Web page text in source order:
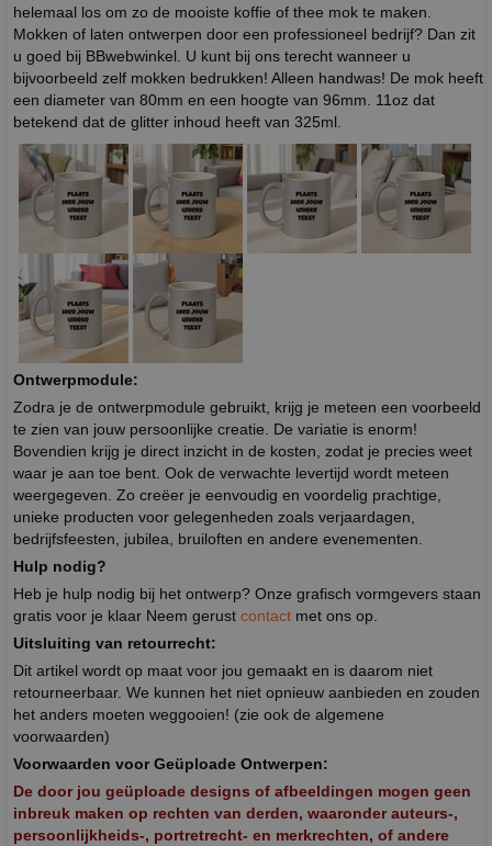
helemaal los om zo de mooiste koffie of thee mok te maken.
Mokken of laten ontwerpen door een professioneel bedrijf? Dan zit
u goed bij BBwebwinkel. U kunt bij ons terecht wanneer u
bijvoorbeeld zelf mokken bedrukken! Alleen handwas! De mok heeft
een diameter van 80mm en een hoogte van 96mm. 11oz dat
betekend dat de glitter inhoud heeft van 325ml.
Ontwerpmodule:
Zodra je de ontwerpmodule gebruikt, krijg je meteen een voorbeeld
te zien van jouw persoonlijke creatie. De variatie is enorm!
Bovendien krijg je direct inzicht in de kosten, zodat je precies weet
waar je aan toe bent. Ook de verwachte levertijd wordt meteen
weergegeven. Zo creëer je eenvoudig en voordelig prachtige,
unieke producten voor gelegenheden zoals verjaardagen,
bedrijfsfeesten, jubilea, bruiloften en andere evenementen.
Hulp nodig?
Heb je hulp nodig bij het ontwerp? Onze grafisch vormgevers staan
gratis voor je klaar Neem gerust contact met ons op.
Uitsluiting van retourrecht:
Dit artikel wordt op maat voor jou gemaakt en is daarom niet
retourneerbaar. We kunnen het niet opnieuw aanbieden en zouden
het anders moeten weggooien! (zie ook de algemene
voorwaarden)
Voorwaarden voor Geüploade Ontwerpen:
De door jou geüploade designs of afbeeldingen mogen geen
inbreuk maken op rechten van derden, waaronder auteurs-,
persoonlijkheids-, portretrecht- en merkrechten, of andere